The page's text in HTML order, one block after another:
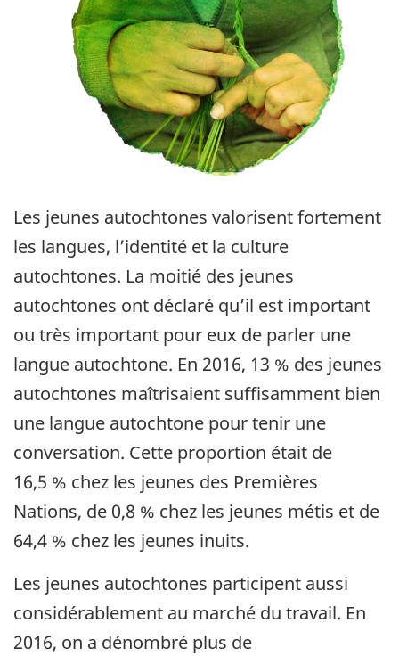
Les jeunes autochtones valorisent fortement
les langues, l’identité et la culture
autochtones. La moitié des jeunes
autochtones ont déclaré qu’il est important
ou très important pour eux de parler une
langue autochtone. En 2016, 13 % des jeunes
autochtones maîtrisaient suffisamment bien
une langue autochtone pour tenir une
conversation. Cette proportion était de
16,5 % chez les jeunes des Premières
Nations, de 0,8 % chez les jeunes métis et de
64,4 % chez les jeunes inuits.
Les jeunes autochtones participent aussi
considérablement au marché du travail. En
2016, on a dénombré plus de